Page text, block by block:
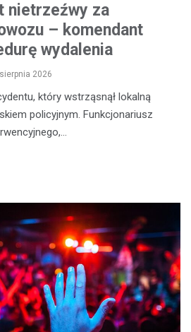
nietrzeźwy za
– komendant
wydalenia
2026
który wstrząsnął lokalną
policyjnym. Funkcjonariusz